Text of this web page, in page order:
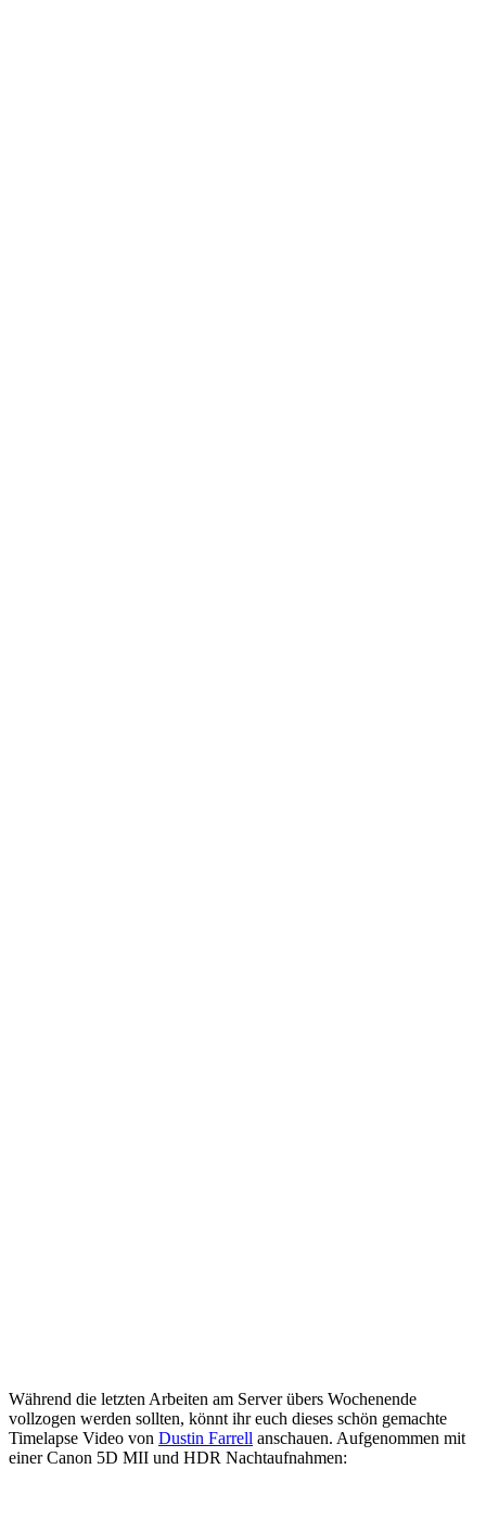
Während die letzten Arbeiten am Server übers Wochenende
vollzogen werden sollten, könnt ihr euch dieses schön gemachte
Timelapse Video von Dustin Farrell anschauen. Aufgenommen mit
einer Canon 5D MII und HDR Nachtaufnahmen: